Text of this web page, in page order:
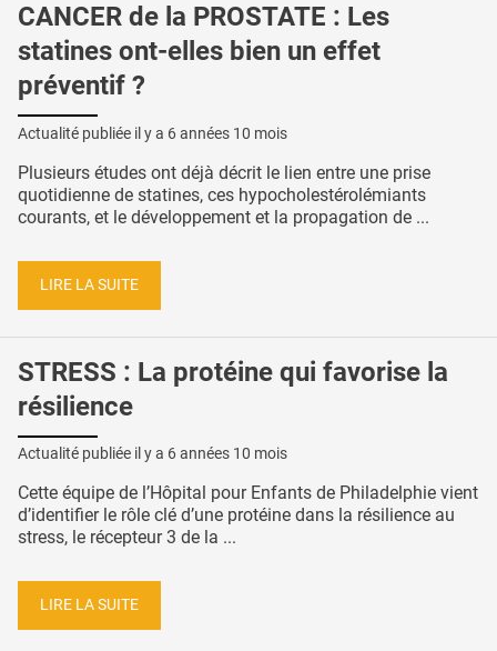
CANCER de la PROSTATE : Les
statines ont-elles bien un effet
préventif ?
Actualité publiée il y a 6 années 10 mois
Plusieurs études ont déjà décrit le lien entre une prise
quotidienne de statines, ces hypocholestérolémiants
courants, et le développement et la propagation de ...
LIRE LA SUITE
STRESS : La protéine qui favorise la
résilience
Actualité publiée il y a 6 années 10 mois
Cette équipe de l’Hôpital pour Enfants de Philadelphie vient
d’identifier le rôle clé d’une protéine dans la résilience au
stress, le récepteur 3 de la ...
LIRE LA SUITE